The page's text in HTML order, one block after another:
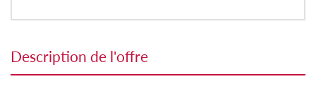
description de l'offre